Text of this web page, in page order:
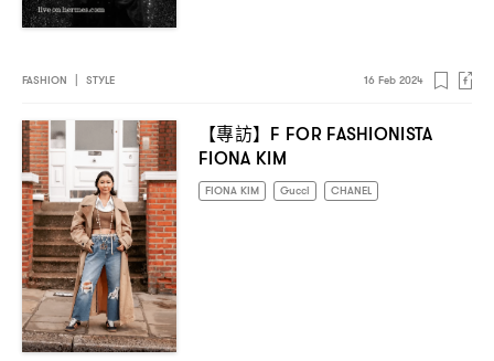
FASHION STYLE 16 Feb 2024
【專訪】 F FOR FASHIONISTA
FIONA KIM
FIONA KIM Gucci CHANEL